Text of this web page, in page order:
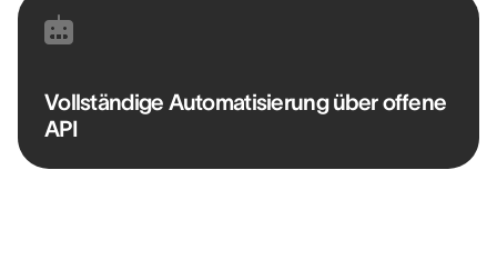
Vollständige Automatisierung über offene
API